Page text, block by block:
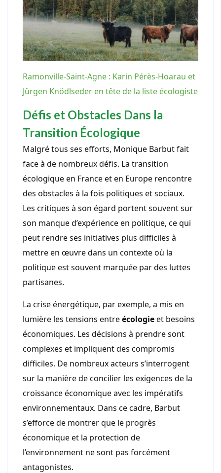
Ramonville-Saint-Agne : Karin Pérès-Hoarau et
Jürgen Knödlseder en tête de la liste écologiste
Défis et Obstacles Dans la
Transition Écologique
Malgré tous ses efforts, Monique Barbut fait
face à de nombreux défis. La transition
écologique en France et en Europe rencontre
des obstacles à la fois politiques et sociaux.
Les critiques à son égard portent souvent sur
son manque d’expérience en politique, ce qui
peut rendre ses initiatives plus difficiles à
mettre en œuvre dans un contexte où la
politique est souvent marquée par des luttes
partisanes.
La crise énergétique, par exemple, a mis en
lumière les tensions entreécologieet besoins
économiques. Les décisions à prendre sont
complexes et impliquent des compromis
difficiles. De nombreux acteurs s’interrogent
sur la manière de concilier les exigences de la
croissance économique avec les impératifs
environnementaux. Dans ce cadre, Barbut
s’efforce de montrer que le progrès
économique et la protection de
l’environnement ne sont pas forcément
antagonistes.